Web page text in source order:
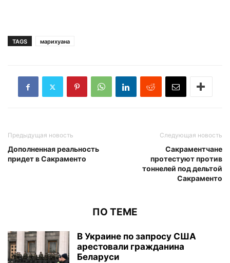
TAGS марихуана
Предыдущая новость
Дополненная реальность
придет в Сакраменто
Следующая новость
Сакраментчане
протестуют против
тоннелей под дельтой
Сакраменто
ПО ТЕМЕ
В Украине по запросу США
арестовали гражданина
Беларуси